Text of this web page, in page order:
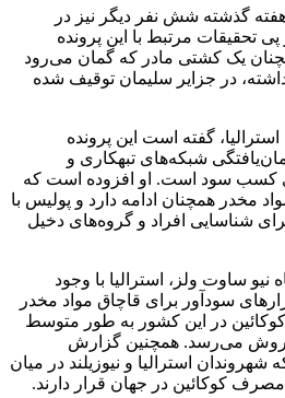
گذشته شش نفر دیگر نیز در
تحقیقات مرتبط با این پرونده
یک کشتی مادر که گمان می‌رود
در جزایر سلیمان توقیف شده
گفته است این پرونده
شبکه‌های تبهکاری و
کسب سود است. او افزوده است که
مخدر همچنان ادامه دارد و پولیس با
شناسایی افراد و گروه‌های دخیل
ساوت ولز، استرالیا با وجود
سودآور برای قاچاق مواد مخدر
در این کشور به طور متوسط
به فروش می‌رسد. همچنین گزارش
استرالیا و نیوزیلند در میان
مصرف کوکائین در جهان قرار دارند.